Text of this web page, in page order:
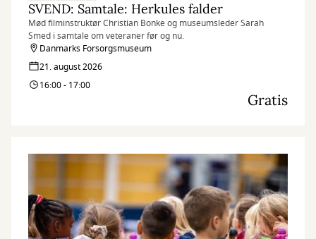
SVEND: Samtale: Herkules falder
Mød filminstruktør Christian Bonke og museumsleder Sarah
Smed i samtale om veteraner før og nu.
Danmarks Forsorgsmuseum
21. august 2026
16:00 - 17:00
Gratis